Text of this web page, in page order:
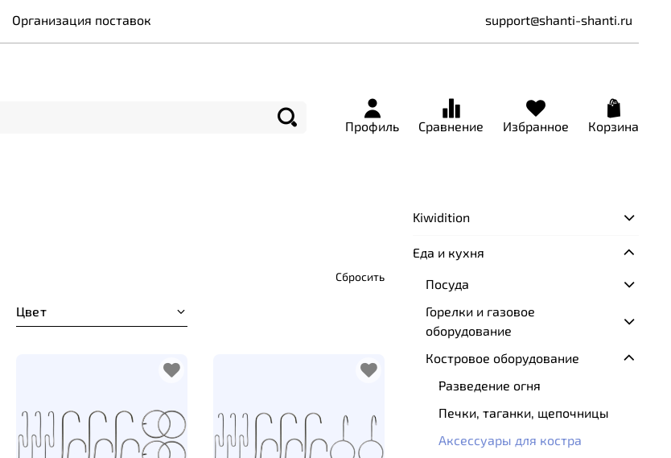
Организация поставок support@shanti-shanti.ru
Профиль Сравнение Избранное Корзина
Сбросить
Цвет
Kiwidition
Еда и кухня
Посуда
Горелки и газовое
оборудование
Костровое оборудование
Разведение огня
Печки, таганки, щепочницы
Аксессуары для костра